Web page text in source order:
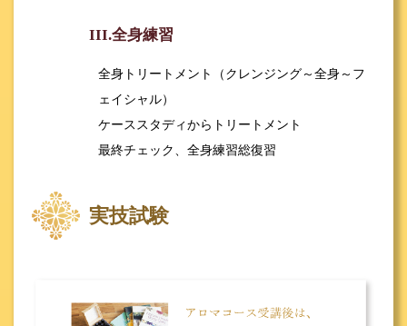
III.全身練習
全身トリートメント（クレンジング～全身～フ
ェイシャル）
ケーススタディからトリートメント
最終チェック、全身練習総復習
実技試験